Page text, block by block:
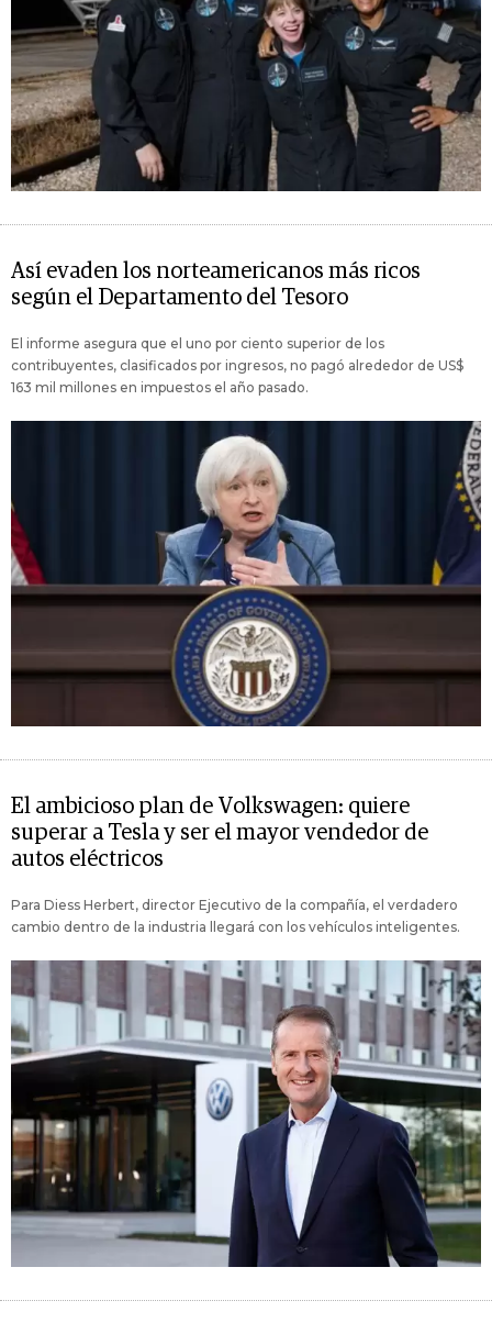
Así evaden los norteamericanos más ricos
según el Departamento del Tesoro
El informe asegura que el uno por ciento superior de los
contribuyentes, clasificados por ingresos, no pagó alrededor de US$
163 mil millones en impuestos el año pasado.
El ambicioso plan de Volkswagen: quiere
superar a Tesla y ser el mayor vendedor de
autos eléctricos
Para Diess Herbert, director Ejecutivo de la compañía, el verdadero
cambio dentro de la industria llegará con los vehículos inteligentes.